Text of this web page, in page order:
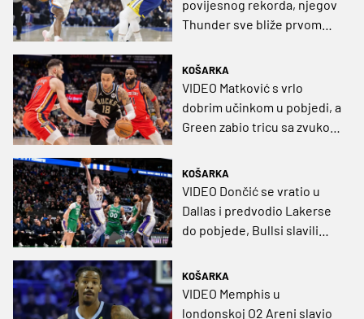
povijesnog rekorda, njegov
Thunder sve bliže prvom
KOŠARKA
VIDEO Matković s vrlo
dobrim učinkom u pobjedi, a
Green zabio tricu sa zvukom
produžetku
KOŠARKA
VIDEO Dončić se vratio u
Dallas i predvodio Lakerse
do pobjede, Bullsi slavili
KOŠARKA
VIDEO Memphis u
londonskoj O2 Areni slavio